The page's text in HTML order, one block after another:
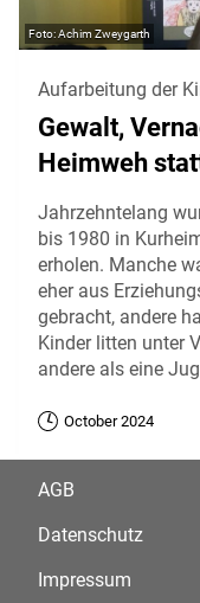
Achim Zweygarth
Aufarbeitung der
Gewalt,
Heimweh
Jahrzehntelang
bis 1980 in
erholen. Manche
eher aus
gebracht, andere
Kinder litten unter
andere als eine
October 2024
AGB
Datenschutz
Impressum